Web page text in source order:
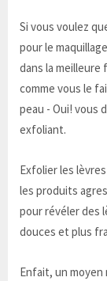
Si vous voulez
pour le
dans la meilleure
comme vous le
peau - Oui! vous
exfoliant.
Exfolier les
les produits
pour révéler des
douces et plus
Enfait, un